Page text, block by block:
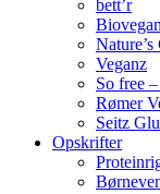
bett’r
Veganz
So free
Rømer
Seitz
Opskrifter